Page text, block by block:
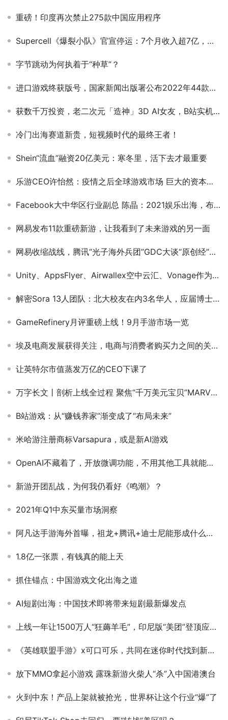
重磅！印度再次禁止275款中国应用程序
Supercell《爆裂小队》官宣停运：7个月收入超7亿，仍然被砍
字节跳动为何执着于“种草”？
进口游戏终获版号，国家新闻出版署公布2022年44款过审产品信息
获数千万投资，老二次元「造神」3D AI女友，B站实机播放破100万
冷门出海赛道新贵，短视频时代的最终王者！
Shein“流血”融资20亿美元：寒冬里，活下去才最重要
乐游CEO许怡然：疫情之后全球游戏市场 巨大的资本机遇在哪里
Facebook大中华区行业副总 陈晶：2021娱乐出海，布局、品类和洞察
网易发布11款重磅新游，让我看到了未来游戏的另一面
网易收缩战线，腾讯“光子海外兵团”GDC大谈“原创经”、3A成品呼之欲出！
Unity、AppsFlyer、Airwallex空中云汇、Vonage作为前线·欧美日韩出海峰会联合赞助、合作伙伴出席第三届全球产品与增长大会
解密Sora 13人团队：北大校友在内3名华人，应届博士带着21岁天才少年
GameRefinery月评重磅上线！9月手游市场一览
埃及电商发展获得关注，电商与消费者购买力之间的关系如何？
让英特尔市值蒸发万亿的CEO下课了
万字长文丨剖析上线全过程 聚焦“千万美元宝贝”MARVEL SNAP的“发家史”（下）
B站游戏：从“赚钱养家”渐变成了“布局未来”
米哈游注册商标Varsapura，或是新AI游戏
OpenAI不藏着了，开放微调功能，不用其他工具就能搞一个你自己的ChatGPT
新游开团乱战，为何我仍看好《鸣潮》？
2021年Q1中东买量市场洞察
阿凡达手游海外首曝，祖龙+腾讯+迪士尼能形成什么化学反应？
1.8亿一张票，有钱真的能上天
抓住锚点：中国游戏文化出海之道
AI短剧出海：中国技术即将带来短剧最新爆发点
上线一年让1500万人“狂薅羊毛”，印尼版“美团”登顶应用总榜，背后竟是OPPO？
《英雄联盟手游》x可口可乐，共同在迷你时代找到新位置
放下MMO拿起小游戏 露珠新游火柴人“杀”入中国港澳台
火到中东！产品上架就被抢光，世界杯让这个行业“爆”了